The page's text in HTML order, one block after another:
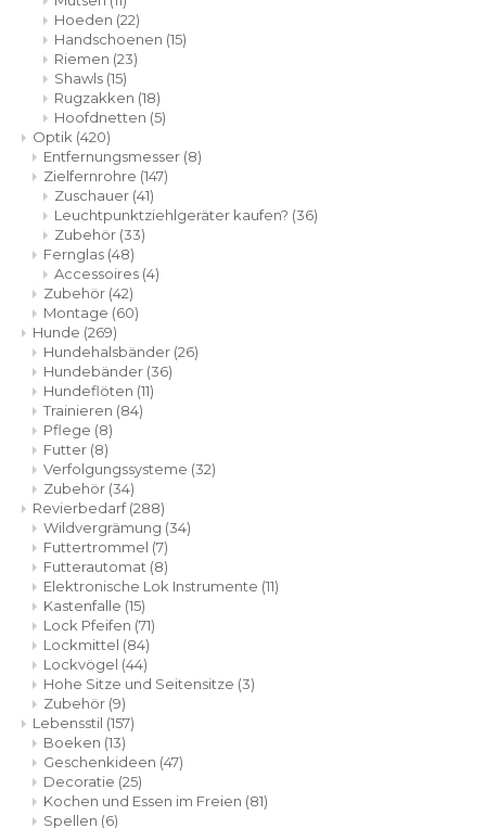
Hoeden (22)
Handschoenen (15)
Riemen (23)
Shawls (15)
Rugzakken (18)
Hoofdnetten (5)
Optik (420)
Entfernungsmesser (8)
Zielfernrohre (147)
Zuschauer (41)
Leuchtpunktziehlgeräter kaufen? (36)
Zubehör (33)
Fernglas (48)
Accessoires (4)
Zubehör (42)
Montage (60)
Hunde (269)
Hundehalsbänder (26)
Hundebänder (36)
Hundeflöten (11)
Trainieren (84)
Pflege (8)
Futter (8)
Verfolgungssysteme (32)
Zubehör (34)
Revierbedarf(288)
Wildvergrämung (34)
Futtertrommel (7)
Futterautomat (8)
Elektronische Lok Instrumente (11)
Kastenfalle (15)
Lock Pfeifen (71)
Lockmittel (84)
Lockvögel (44)
Hohe Sitze und Seitensitze (3)
Zubehör (9)
Lebensstil (157)
Boeken (13)
Geschenkideen (47)
Decoratie (25)
Kochen und Essen im Freien (81)
Spellen (6)